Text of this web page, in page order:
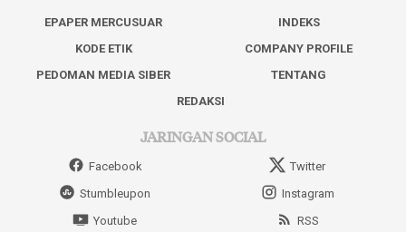
EPAPER MERCUSUAR
INDEKS
KODE ETIK
COMPANY PROFILE
PEDOMAN MEDIA SIBER
TENTANG
REDAKSI
JARINGAN SOCIAL
Facebook
Twitter
Stumbleupon
Instagram
Youtube
RSS